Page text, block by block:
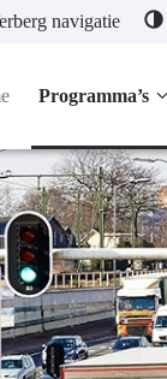
navigatie
Programma’s